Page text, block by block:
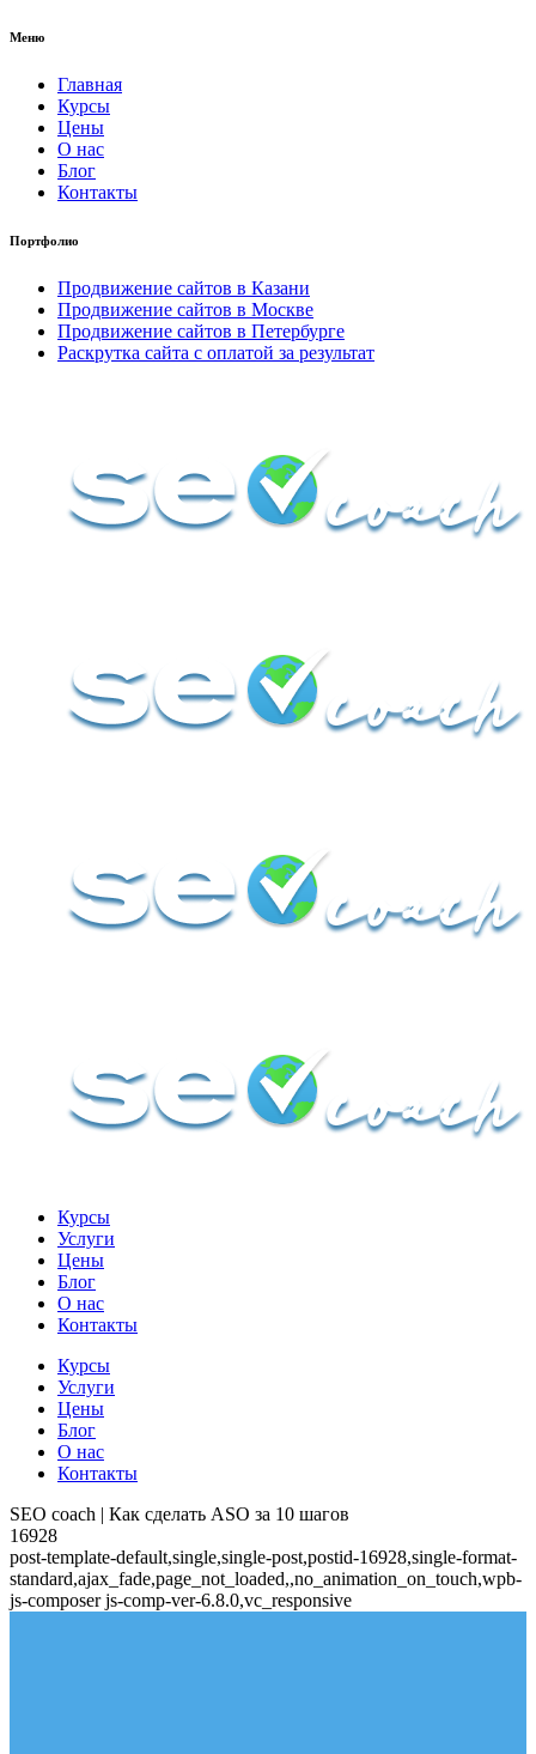
Меню
Главная
Курсы
Цены
О нас
Блог
Контакты
Портфолио
Продвижение сайтов в Казани
Продвижение сайтов в Москве
Продвижение сайтов в Петербурге
Раскрутка сайта с оплатой за результат
Курсы
Услуги
Цены
Блог
О нас
Контакты
Курсы
Услуги
Цены
Блог
О нас
Контакты
SEO coach | Как сделать ASO за 10 шагов
16928
post-template-default,single,single-post,postid-16928,single-format-
standard,ajax_fade,page_not_loaded,,no_animation_on_touch,wpb-
js-composer js-comp-ver-6.8.0,vc_responsive